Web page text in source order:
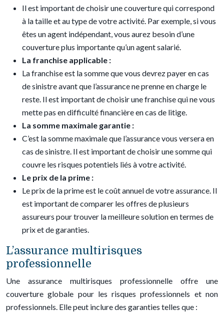
Il est important de choisir une couverture qui correspond
à la taille et au type de votre activité. Par exemple, si vous
êtes un agent indépendant, vous aurez besoin d’une
couverture plus importante qu’un agent salarié.
La franchise applicable :
La franchise est la somme que vous devrez payer en cas
de sinistre avant que l’assurance ne prenne en charge le
reste. Il est important de choisir une franchise qui ne vous
mette pas en difficulté financière en cas de litige.
La somme maximale garantie :
C’est la somme maximale que l’assurance vous versera en
cas de sinistre. Il est important de choisir une somme qui
couvre les risques potentiels liés à votre activité.
Le prix de la prime :
Le prix de la prime est le coût annuel de votre assurance. Il
est important de comparer les offres de plusieurs
assureurs pour trouver la meilleure solution en termes de
prix et de garanties.
L’assurance multirisques
professionnelle
Une assurance multirisques professionnelle offre une
couverture globale pour les risques professionnels et non
professionnels. Elle peut inclure des garanties telles que :